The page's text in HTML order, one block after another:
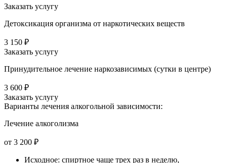
Заказать услугу
Детоксикация организма от наркотических веществ
3 150 ₽
Заказать услугу
Принудительное лечение наркозависимых (сутки в центре)
3 600 ₽
Заказать услугу
Варианты лечения алкогольной зависимости:
Лечение алкоголизма
от 3 200 ₽
Исходное: спиртное чаще трех раз в неделю,